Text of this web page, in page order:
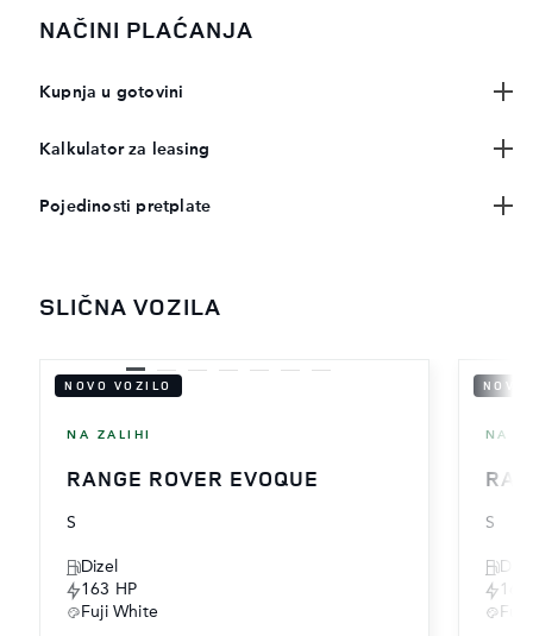
NAČINI PLAĆANJA
Kupnja u gotovini
Kalkulator za leasing
Pojedinosti pretplate
SLIČNA VOZILA
NOVO VOZILO
NA ZALIHI
RANGE ROVER EVOQUE
S
Dizel
163 HP
Fuji White
NOVO
NA
S
163
Fuji